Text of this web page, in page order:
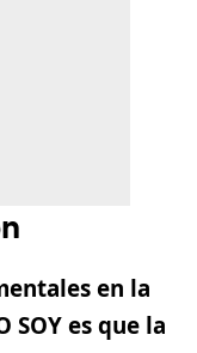
en la
SOY es que la